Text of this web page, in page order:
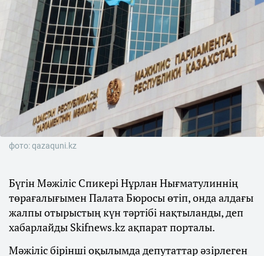
фото: qazaquni.kz
Бүгін Мәжіліс Спикері Нұрлан Нығматулиннің
төрағалығымен Палата Бюросы өтіп, онда алдағы
жалпы отырыстың күн тәртібі нақтыланды, деп
хабарлайды Skifnews.kz ақпарат порталы.
Мәжіліс бірінші оқылымда депутаттар әзірлеген